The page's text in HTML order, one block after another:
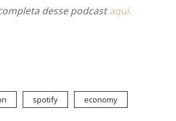
desse podcastaqui.
spotify economy